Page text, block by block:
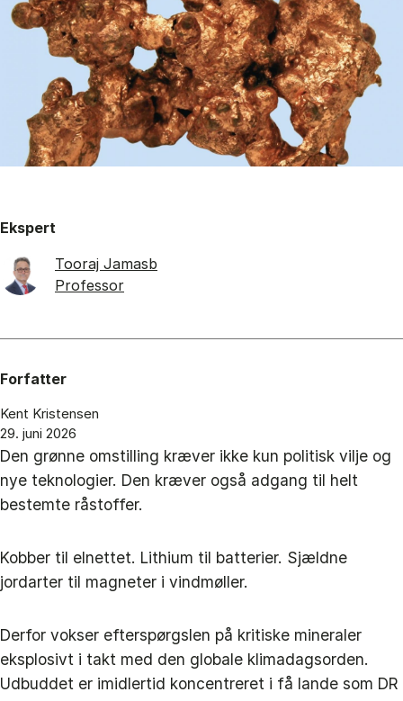
Ekspert
Tooraj Jamasb
Professor
Forfatter
Kent Kristensen
29. juni 2026
Den grønne omstilling kræver ikke kun politisk vilje og
nye teknologier. Den kræver også adgang til helt
bestemte råstoffer.
Kobber til elnettet. Lithium til batterier. Sjældne
jordarter til magneter i vindmøller.
Derfor vokser efterspørgslen på kritiske mineraler
eksplosivt i takt med den globale klimadagsorden.
Udbuddet er imidlertid koncentreret i få lande som DR